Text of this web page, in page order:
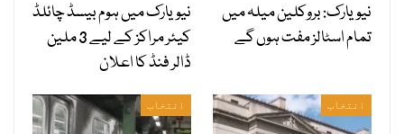
نیویارک: بروکلین میلہ میں
تمام اسٹالز مفت ہوں گے
نیویارک میں ہوم بیسڈ چائلڈ
کیئر مراکز کے لیے 3 ملین
ڈالر فنڈ کا اعلان
انتخاب انتخاب